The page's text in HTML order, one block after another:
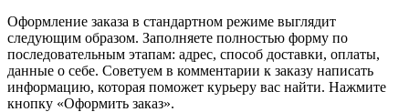
Оформление заказа в стандартном режиме выглядит
следующим образом. Заполняете полностью форму по
последовательным этапам: адрес, способ доставки, оплаты,
данные о себе. Советуем в комментарии к заказу написать
информацию, которая поможет курьеру вас найти. Нажмите
кнопку «Оформить заказ».